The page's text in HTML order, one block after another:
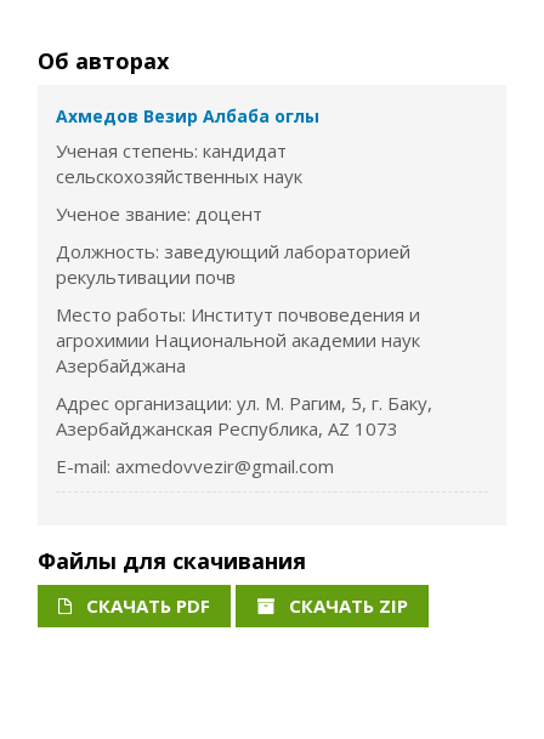
Об авторах
Ахмедов Везир Албаба оглы
Ученая степень: кандидат
сельскохозяйственных наук
Ученое звание: доцент
Должность: заведующий лабораторией
рекультивации почв
Место работы: Институт почвоведения и
агрохимии Национальной академии наук
Азербайджана
Адрес организации: ул. М. Рагим, 5, г. Баку,
Азербайджанская Республика, AZ 1073
E-mail: axmedovvezir@gmail.com
Файлы для скачивания
СКАЧАТЬ PDF СКАЧАТЬ ZIP